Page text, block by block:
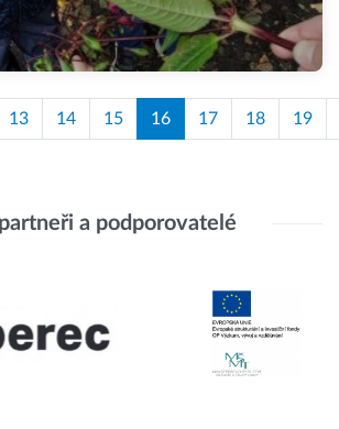
13 14 15 16 17 18 19
a podporovatelé